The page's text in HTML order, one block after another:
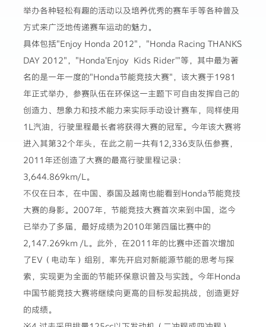
举办各种轻松有趣的活动以及培养优秀的赛车手等各种普及
方式来广泛地传递赛车运动的魅力。
具体包括"Enjoy Honda 2012"，"Honda Racing THANKS
DAY 2012"，"Honda'Enjoy Kids Rider'"等，其中最为著
名的是一年一度的"Honda节能竞技大赛"，该大赛于1981
年正式举办，参赛队伍在环保这一主题下可自由发挥自己的
创造力、想象力和技术能力来实际手动设计赛车，同样使用
1L汽油，行驶里程最长者将获得大赛的冠军。今年该大赛将
进入其第32个年头，在此之前一共有12,336支队伍参赛，
2011年还创造了大赛的最高行驶里程记录：
3,644.869km/L。
不仅在日本，在中国、泰国及越南也能看到Honda节能竞技
大赛的身影。2007年，节能竞技大赛首次来到中国，迄今
已举办了多届，最好成绩为2010年第四届比赛中的
2,147.269km /L。此外，在2011年的比赛中还首次增加
了EV（电动车）组别，率先开启对新能源节能的思考与探
索，实现更为全面的节能环保意识普及与实践。今年Honda
中国节能竞技大赛将继续向更高的目标发起挑战，创造更好
的成绩。